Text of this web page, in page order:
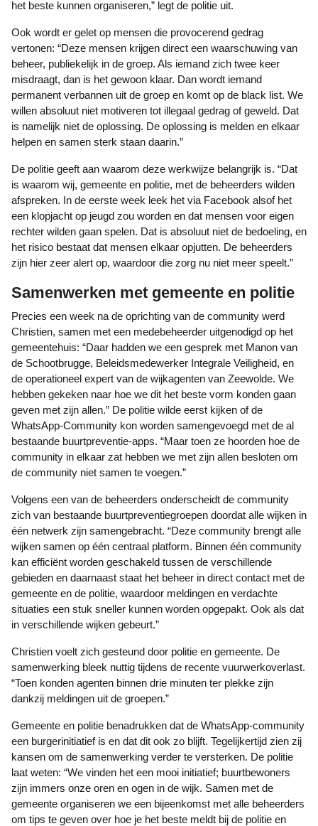
het beste kunnen organiseren,” legt de politie uit.
Ook wordt er gelet op mensen die provocerend gedrag
vertonen: “Deze mensen krijgen direct een waarschuwing van
beheer, publiekelijk in de groep. Als iemand zich twee keer
misdraagt, dan is het gewoon klaar. Dan wordt iemand
permanent verbannen uit de groep en komt op de black list. We
willen absoluut niet motiveren tot illegaal gedrag of geweld. Dat
is namelijk niet de oplossing. De oplossing is melden en elkaar
helpen en samen sterk staan daarin.”
De politie geeft aan waarom deze werkwijze belangrijk is. “Dat
is waarom wij, gemeente en politie, met de beheerders wilden
afspreken. In de eerste week leek het via Facebook alsof het
een klopjacht op jeugd zou worden en dat mensen voor eigen
rechter wilden gaan spelen. Dat is absoluut niet de bedoeling, en
het risico bestaat dat mensen elkaar opjutten. De beheerders
zijn hier zeer alert op, waardoor die zorg nu niet meer speelt.”
Samenwerken met gemeente en politie
Precies een week na de oprichting van de community werd
Christien, samen met een medebeheerder uitgenodigd op het
gemeentehuis: “Daar hadden we een gesprek met Manon van
de Schootbrugge, Beleidsmedewerker Integrale Veiligheid, en
de operationeel expert van de wijkagenten van Zeewolde. We
hebben gekeken naar hoe we dit het beste vorm konden gaan
geven met zijn allen.” De politie wilde eerst kijken of de
WhatsApp-Community kon worden samengevoegd met de al
bestaande buurtpreventie-apps. “Maar toen ze hoorden hoe de
community in elkaar zat hebben we met zijn allen besloten om
de community niet samen te voegen.”
Volgens een van de beheerders onderscheidt de community
zich van bestaande buurtpreventiegroepen doordat alle wijken in
één netwerk zijn samengebracht. “Deze community brengt alle
wijken samen op één centraal platform. Binnen één community
kan efficiënt worden geschakeld tussen de verschillende
gebieden en daarnaast staat het beheer in direct contact met de
gemeente en de politie, waardoor meldingen en verdachte
situaties een stuk sneller kunnen worden opgepakt. Ook als dat
in verschillende wijken gebeurt.”
Christien voelt zich gesteund door politie en gemeente. De
samenwerking bleek nuttig tijdens de recente vuurwerkoverlast.
“Toen konden agenten binnen drie minuten ter plekke zijn
dankzij meldingen uit de groepen.”
Gemeente en politie benadrukken dat de WhatsApp-community
een burgerinitiatief is en dat dit ook zo blijft. Tegelijkertijd zien zij
kansen om de samenwerking verder te versterken. De politie
laat weten: “We vinden het een mooi initiatief; buurtbewoners
zijn immers onze oren en ogen in de wijk. Samen met de
gemeente organiseren we een bijeenkomst met alle beheerders
om tips te geven over hoe je het beste meldt bij de politie en